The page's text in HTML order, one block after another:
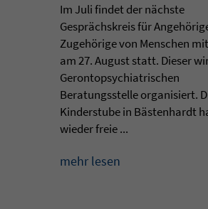
Im Juli findet der nächste
Gesprächskreis für
Zugehörige von Menschen
am 27. August statt. Dieser
Gerontopsychiatrischen
Beratungsstelle organisiert.
Kinderstube in Bästenhardt
wieder freie ...
mehr lesen